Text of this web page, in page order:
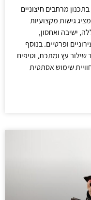
מרחבים חיצוניים
גישות מקצועיות
ישיבה ואחסון,
ופרטיים. בנוסף
שילוב עץ ומתכת, וטיפים
שימוש אסתטית